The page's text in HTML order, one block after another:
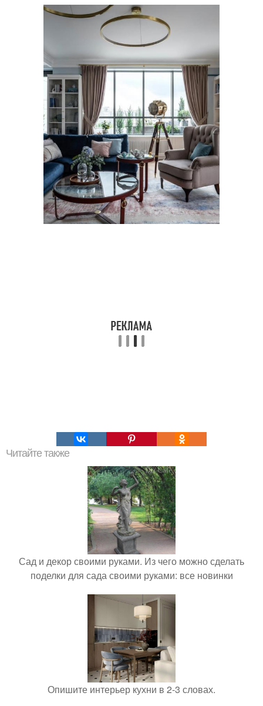
Читайте также
Сад и декор своими руками. Из чего можно сделать
поделки для сада своими руками: все новинки
Опишите интерьер кухни в 2-3 словах.